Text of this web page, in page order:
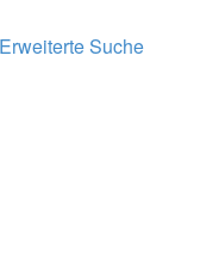
Erweiterte Suche